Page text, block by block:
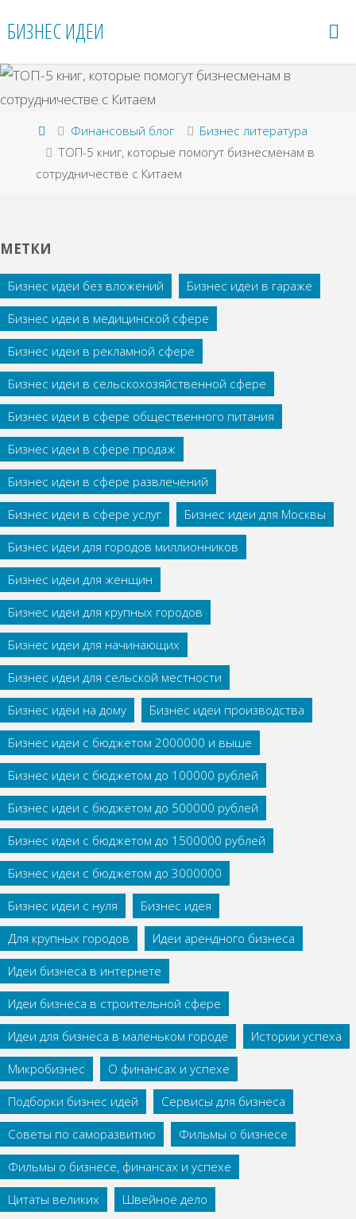
БИЗНЕС ИДЕИ
Главная
Финансовый блог
Бизнес литература
ТОП-5 книг, которые помогут бизнесменам в
сотрудничестве с Китаем
МЕТКИ
Бизнес идеи без вложений
Бизнес идеи в гараже
Бизнес идеи в медицинской сфере
Бизнес идеи в рекламной сфере
Бизнес идеи в сельскохозяйственной сфере
Бизнес идеи в сфере общественного питания
Бизнес идеи в сфере продаж
Бизнес идеи в сфере развлечений
Бизнес идеи в сфере услуг
Бизнес идеи для Москвы
Бизнес идеи для городов миллионников
Бизнес идеи для женщин
Бизнес идеи для крупных городов
Бизнес идеи для начинающих
Бизнес идеи для сельской местности
Бизнес идеи на дому
Бизнес идеи производства
Бизнес идеи с бюджетом 2000000 и выше
Бизнес идеи с бюджетом до 100000 рублей
Бизнес идеи с бюджетом до 500000 рублей
Бизнес идеи с бюджетом до 1500000 рублей
Бизнес идеи с бюджетом до 3000000
Бизнес идеи с нуля
Бизнес идея
Для крупных городов
Идеи арендного бизнеса
Идеи бизнеса в интернете
Идеи бизнеса в строительной сфере
Идеи для бизнеса в маленьком городе
Истории успеха
Микробизнес
О финансах и успехе
Подборки бизнес идей
Сервисы для бизнеса
Советы по саморазвитию
Фильмы о бизнесе
Фильмы о бизнесе, финансах и успехе
Цитаты великих
Швейное дело